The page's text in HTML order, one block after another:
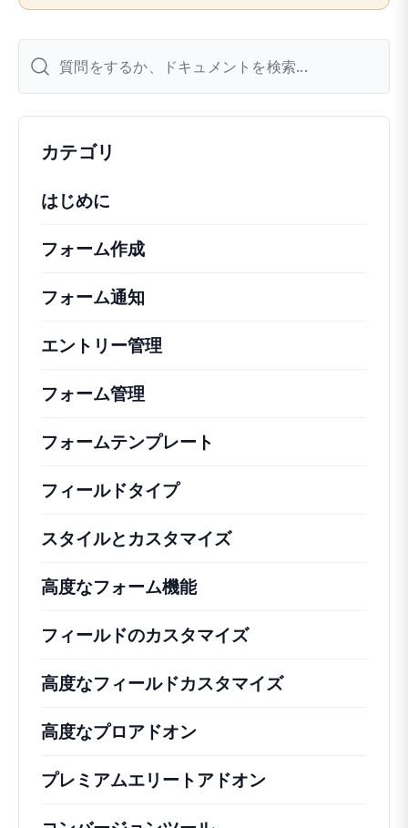
カテゴリ
はじめに
フォーム作成
フォーム通知
エントリー管理
フォーム管理
フォームテンプレート
フィールドタイプ
スタイルとカスタマイズ
高度なフォーム機能
フィールドのカスタマイズ
高度なフィールドカスタマイズ
高度なプロアドオン
プレミアムエリートアドオン